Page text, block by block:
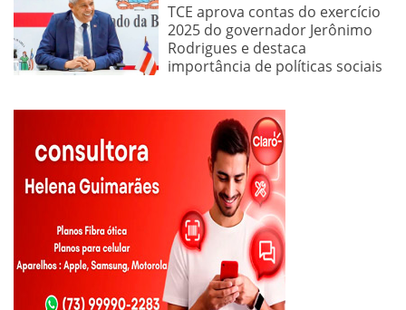
TCE aprova contas do exercício
2025 do governador Jerônimo
Rodrigues e destaca
importância de políticas sociais